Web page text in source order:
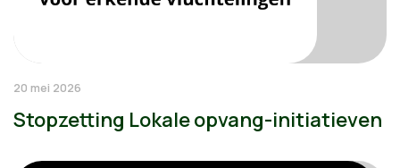
20 mei 2026
Stopzetting Lokale opvang-initiatieven